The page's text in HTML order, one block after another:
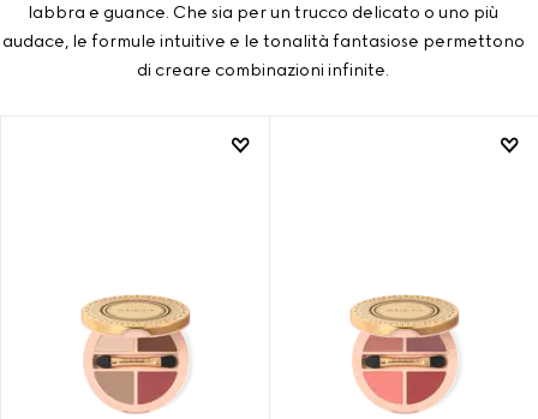
labbra e guance. Che sia per un trucco delicato o uno più
audace, le formule intuitive e le tonalità fantasiose permettono
di creare combinazioni infinite.